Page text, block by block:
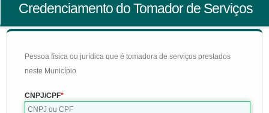
Credenciamento do Tomador de Serviços
Pessoa física ou jurídica que é tomadora de serviços prestados
neste Município
CNPJ/CPF